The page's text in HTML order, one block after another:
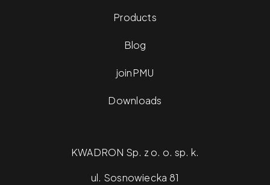
Products
Blog
joinPMU
Downloads
KWADRON Sp. z o. o. sp. k.
ul. Sosnowiecka 81